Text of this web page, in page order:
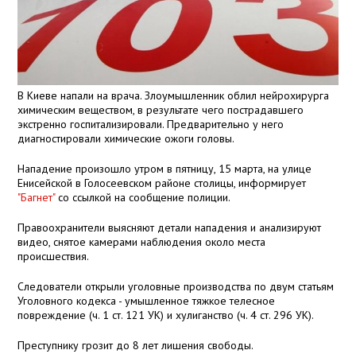
В Киеве напали на врача. Злоумышленник облил нейрохирурга
химическим веществом, в результате чего пострадавшего
экстренно госпитализировали. Предварительно у него
диагностировали химические ожоги головы.
Нападение произошло утром в пятницу, 15 марта, на улице
Енисейской в Голосеевском районе столицы, информирует
"Багнет"со ссылкой на сообщение полиции.
Правоохранители выясняют детали нападения и анализируют
видео, снятое камерами наблюдения около места
происшествия.
Следователи открыли уголовные производства по двум статьям
Уголовного кодекса - умышленное тяжкое телесное
повреждение (ч. 1 ст. 121 УК) и хулиганство (ч. 4 ст. 296 УК).
Преступнику грозит до 8 лет лишения свободы.